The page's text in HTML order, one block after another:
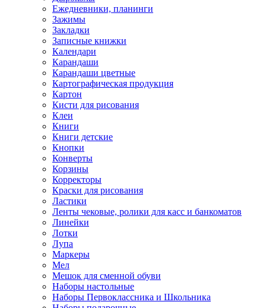
Ежедневники, планинги
Зажимы
Закладки
Записные книжки
Календари
Карандаши
Карандаши цветные
Картографическая продукция
Картон
Кисти для рисования
Клеи
Книги
Книги детские
Кнопки
Конверты
Корзины
Корректоры
Краски для рисования
Ластики
Ленты чековые, ролики для касс и банкоматов
Линейки
Лотки
Лупа
Маркеры
Мел
Мешок для сменной обуви
Наборы настольные
Наборы Первоклассника и Школьника